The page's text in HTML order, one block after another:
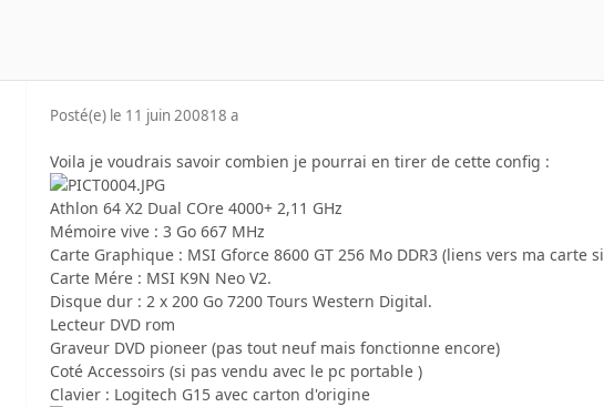
Posté(e) le 11 juin 200818 a
Voila je voudrais savoir combien je pourrai en tirer de cette config :
Athlon 64 X2 Dual COre 4000+ 2,11 GHz
Mémoire vive : 3 Go 667 MHz
Carte Graphique : MSI Gforce 8600 GT 256 Mo DDR3 (liens vers ma carte
Carte Mére : MSI K9N Neo V2.
Disque dur : 2 x 200 Go 7200 Tours Western Digital.
Lecteur DVD rom
Graveur DVD pioneer (pas tout neuf mais fonctionne encore)
Coté Accessoirs (si pas vendu avec le pc portable )
Clavier : Logitech G15 avec carton d'origine